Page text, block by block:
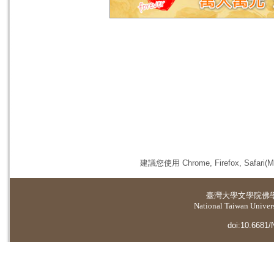
建議您使用 Chrome, Firefox,
臺灣大學文學院佛
National Taiwan
doi:10.6681/